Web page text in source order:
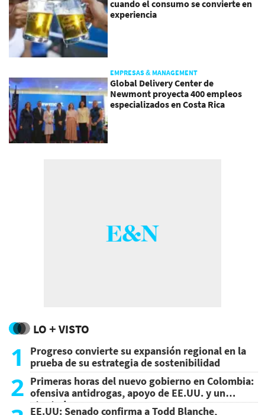
cuando el consumo se convierte en
experiencia
EMPRESAS & MANAGEMENT
Global Delivery Center de
Newmont proyecta 400 empleos
especializados en Costa Rica
LO + VISTO
1
Progreso convierte su expansión regional en la
prueba de su estrategia de sostenibilidad
2 Primeras horas del nuevo gobierno en Colombia:
ofensiva antidrogas, apoyo de EE.UU. y un
atentado
EE.UU: Senado confirma a Todd Blanche,